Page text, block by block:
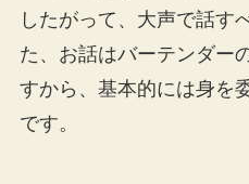
したがって、大声で話す
た、お話はバーテンダー
すから、基本的には身を
です。